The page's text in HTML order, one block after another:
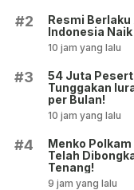
#2
Resmi
Indonesia
10 jam yang lalu
#3
54 Juta
Tunggakan
per Bulan!
10 jam yang lalu
#4
Menko
Telah
Tenang!
9 jam yang lalu